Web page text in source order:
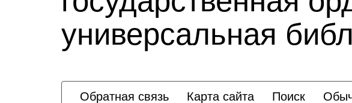
универсальная
Обратная связь Карта сайта Поиск